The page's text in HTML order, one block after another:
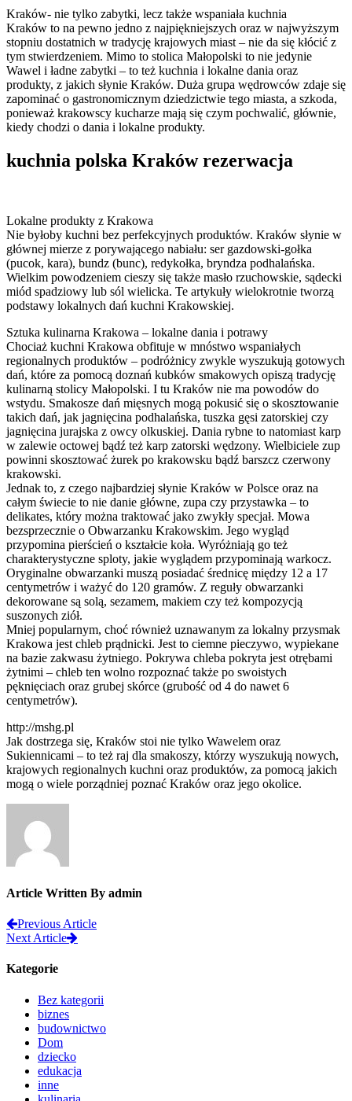
Kraków- nie tylko zabytki, lecz także wspaniała kuchnia
Kraków to na pewno jedno z najpiękniejszych oraz w najwyższym
stopniu dostatnich w tradycję krajowych miast – nie da się kłócić z
tym stwierdzeniem. Mimo to stolica Małopolski to nie jedynie
Wawel i ładne zabytki – to też kuchnia i lokalne dania oraz
produkty, z jakich słynie Kraków. Duża grupa wędrowców zdaje się
zapominać o gastronomicznym dziedzictwie tego miasta, a szkoda,
ponieważ krakowscy kucharze mają się czym pochwalić, głównie,
kiedy chodzi o dania i lokalne produkty.
kuchnia polska Kraków rezerwacja
Lokalne produkty z Krakowa
Nie byłoby kuchni bez perfekcyjnych produktów. Kraków słynie w
głównej mierze z porywającego nabiału: ser gazdowski-gołka
(pucok, kara), bundz (bunc), redykołka, bryndza podhalańska.
Wielkim powodzeniem cieszy się także masło rzuchowskie, sądecki
miód spadziowy lub sól wielicka. Te artykuły wielokrotnie tworzą
podstawy lokalnych dań kuchni Krakowskiej.
Sztuka kulinarna Krakowa – lokalne dania i potrawy
Chociaż kuchni Krakowa obfituje w mnóstwo wspaniałych
regionalnych produktów – podróżnicy zwykle wyszukują gotowych
dań, które za pomocą doznań kubków smakowych opiszą tradycję
kulinarną stolicy Małopolski. I tu Kraków nie ma powodów do
wstydu. Smakosze dań mięsnych mogą pokusić się o skosztowanie
takich dań, jak jagnięcina podhalańska, tuszka gęsi zatorskiej czy
jagnięcina jurajska z owcy olkuskiej. Dania rybne to natomiast karp
w zalewie octowej bądź też karp zatorski wędzony. Wielbiciele zup
powinni skosztować żurek po krakowsku bądź barszcz czerwony
krakowski.
Jednak to, z czego najbardziej słynie Kraków w Polsce oraz na
całym świecie to nie danie główne, zupa czy przystawka – to
delikates, który można traktować jako zwykły specjał. Mowa
bezsprzecznie o Obwarzanku Krakowskim. Jego wygląd
przypomina pierścień o kształcie koła. Wyróżniają go też
charakterystyczne sploty, jakie wyglądem przypominają warkocz.
Oryginalne obwarzanki muszą posiadać średnicę między 12 a 17
centymetrów i ważyć do 120 gramów. Z reguły obwarzanki
dekorowane są solą, sezamem, makiem czy też kompozycją
suszonych ziół.
Mniej popularnym, choć również uznawanym za lokalny przysmak
Krakowa jest chleb prądnicki. Jest to ciemne pieczywo, wypiekane
na bazie zakwasu żytniego. Pokrywa chleba pokryta jest otrębami
żytnimi – chleb ten wolno rozpoznać także po swoistych
pęknięciach oraz grubej skórce (grubość od 4 do nawet 6
centymetrów).
http://mshg.pl
Jak dostrzega się, Kraków stoi nie tylko Wawelem oraz
Sukiennicami – to też raj dla smakoszy, którzy wyszukują nowych,
krajowych regionalnych kuchni oraz produktów, za pomocą jakich
mogą o wiele porządniej poznać Kraków oraz jego okolice.
Article Written By admin
Previous Article
Next Article
Kategorie
Bez kategorii
biznes
budownictwo
Dom
dziecko
edukacja
inne